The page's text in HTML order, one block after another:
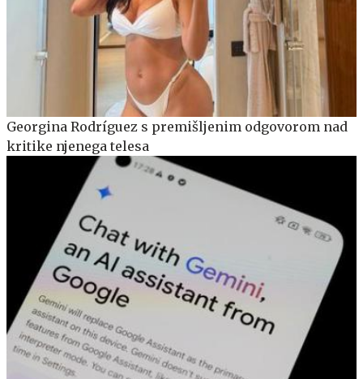
Georgina Rodríguez s premišljenim odgovorom nad
kritike njenega telesa